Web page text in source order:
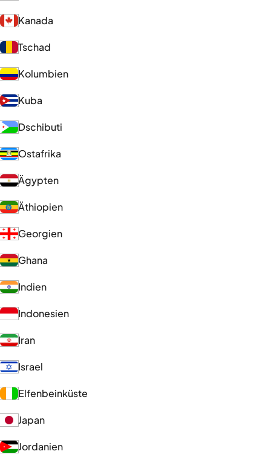
Kanada
Tschad
Kolumbien
Kuba
Dschibuti
Ostafrika
Ägypten
Äthiopien
Georgien
Ghana
Indien
Indonesien
Iran
Israel
Elfenbeinküste
Japan
Jordanien